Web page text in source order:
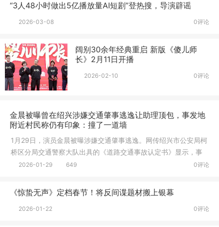
“3人48小时做出5亿播放量AI短剧”登热搜，导演辟谣
0评论
2026-03-08
阔别30余年经典重启 新版《傻儿师
长》2月11日开播
0评论
2026-02-10
金晨被曝曾在绍兴涉嫌交通肇事逃逸让助理顶包，事发地
附近村民称仍有印象：撞了一道墙
1月29日，演员金晨被曝涉嫌交通肇事逃逸。网传绍兴市公安局柯
桥区分局交通警察大队出具的《道路交通事故认定书》显示，事
故时间
0评论
2026-01-29 649
《惊蛰无声》定档春节！将反间谍题材搬上银幕
0评论
2026-01-22